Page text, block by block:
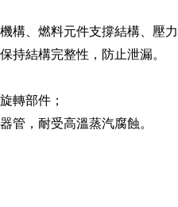
構、燃料元件支撐結構、壓力
持結構完整性，防止泄漏。
轉部件；
管，耐受高溫蒸汽腐蝕。